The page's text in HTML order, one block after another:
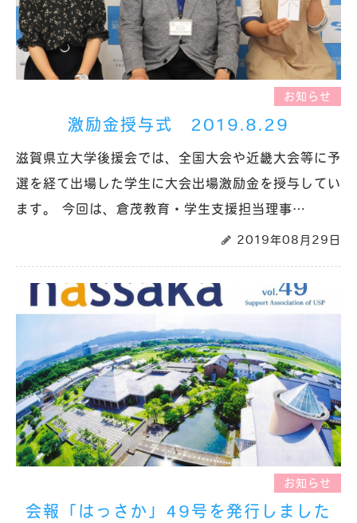
お知らせ
激励金授与式 2019.8.29
滋賀県立大学後援会では、全国大会や近畿大会等に予
選を経て出場した学生に大会出場激励金を授与してい
ます。 今回は、倉茂教育・学生支援担当理事…
2019年08月29日
お知らせ
会報「はっさか」49号を発行しました